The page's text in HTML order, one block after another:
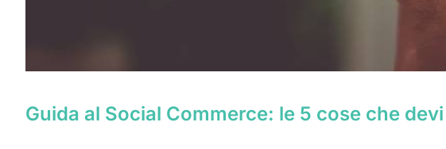
Guida al Social Commerce: le 5 cose che